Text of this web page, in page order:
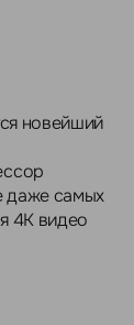
новейший
даже самых
4K видео